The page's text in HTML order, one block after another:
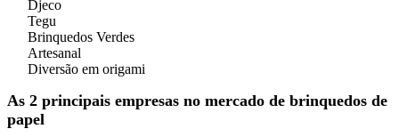
Djeco
Tegu
Brinquedos Verdes
Artesanal
Diversão em origami
As 2 principais empresas no mercado de brinquedos de
papel